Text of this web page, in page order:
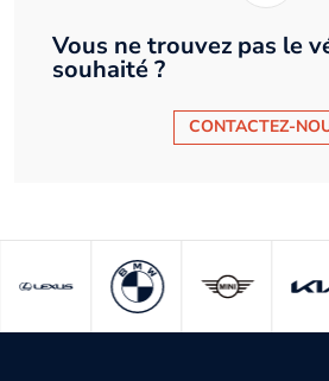
Vous ne trouvez pas le
souhaité ?
CONTACTEZ-